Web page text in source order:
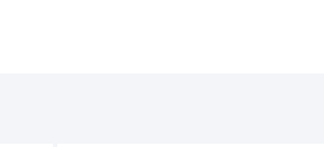
contanti)